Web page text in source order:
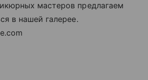
мастеров предлагаем
в нашей галерее.